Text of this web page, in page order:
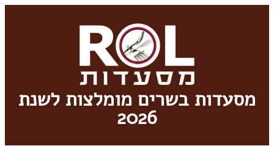
מסעדות בשרים מומלצות לשנת
2026